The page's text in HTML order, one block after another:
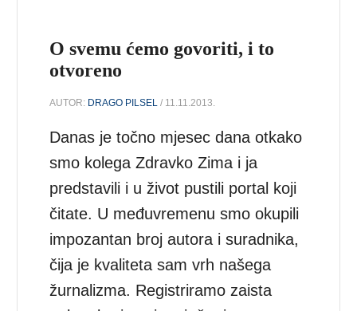
O svemu ćemo govoriti, i to
otvoreno
AUTOR: DRAGO PILSEL / 11.11.2013.
Danas je točno mjesec dana otkako
smo kolega Zdravko Zima i ja
predstavili i u život pustili portal koji
čitate. U međuvremenu smo okupili
impozantan broj autora i suradnika,
čija je kvaliteta sam vrh našega
žurnalizma. Registriramo zaista